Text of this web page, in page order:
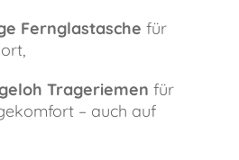
Fernglastasche für
Trageriemen für
– auch auf